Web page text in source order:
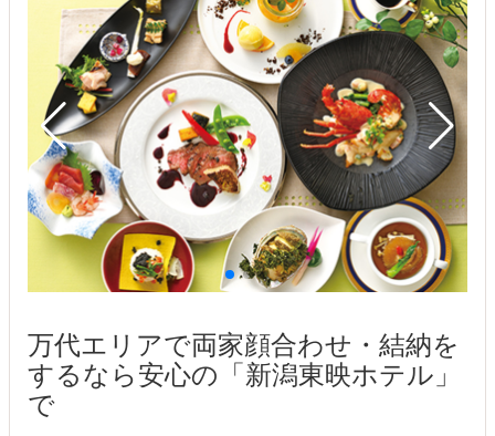
万代エリアで両家顔合わせ・結納を
するなら安心の「新潟東映ホテル」
で